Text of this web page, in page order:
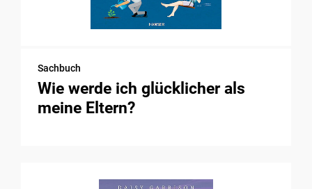
Sachbuch
Wie werde ich glücklicher als
meine Eltern?